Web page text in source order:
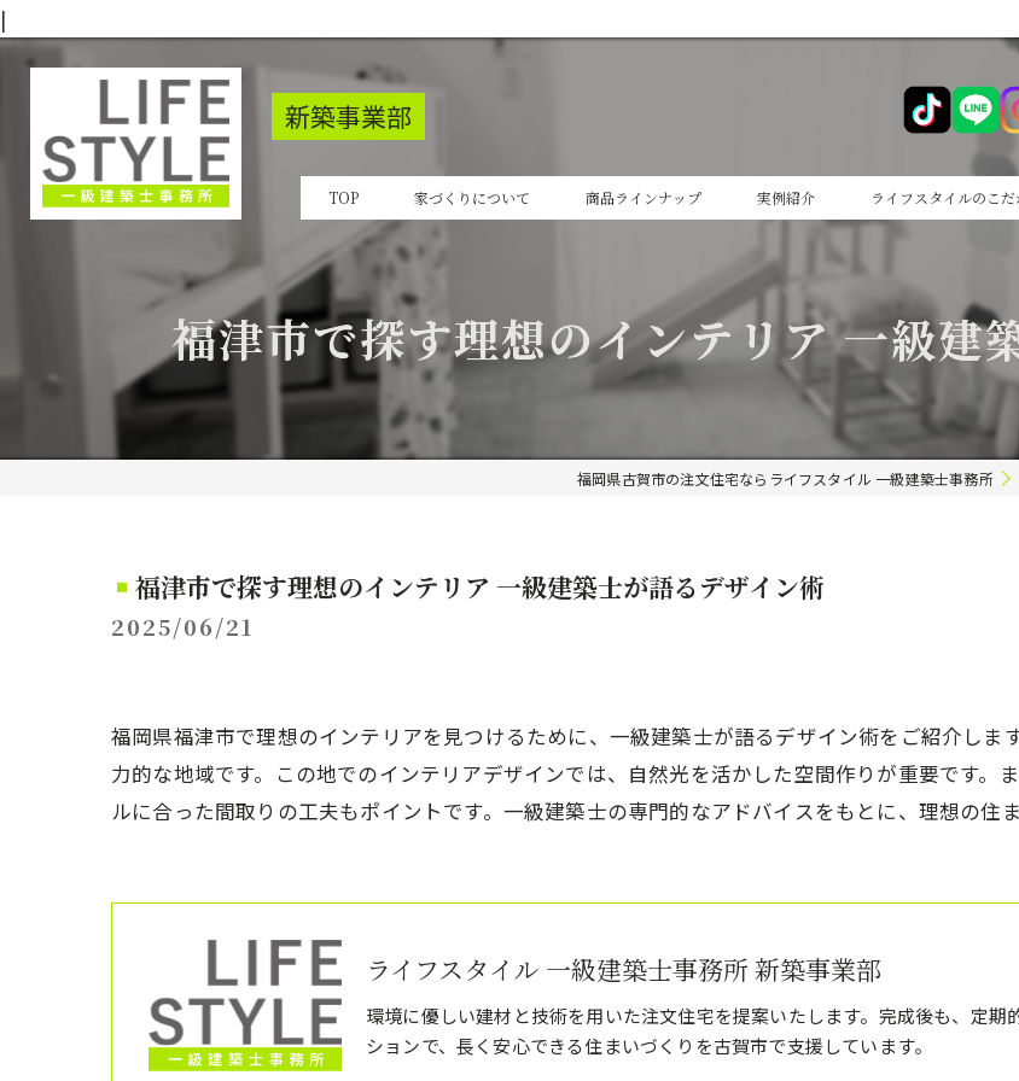
|
新築事業部
TOP 家づくりについて 商品ラインナップ
cocoiro+
実例紹介 ライフスタイルのこだ
福津市で探す理想のインテリア 一級建
福岡県古賀市の注文住宅ならライフスタイル 一級建築士事務所
福津市で探す理想のインテリア 一級建築士が語るデザイン術
2025/06/21
福岡県福津市で理想のインテリアを見つけるために、一級建築士が語るデザイン術をご紹介しま
力的な地域です。この地でのインテリアデザインでは、自然光を活かした空間作りが重要です。
ルに合った間取りの工夫もポイントです。一級建築士の専門的なアドバイスをもとに、理想の住
ライフスタイル 一級建築士事務所 新築事業部
環境に優しい建材と技術を用いた注文住宅を提案いたします。完成後も、定
ションで、長く安心できる住まいづくりを古賀市で支援しています。